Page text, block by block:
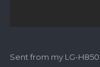
Sent from my LG-